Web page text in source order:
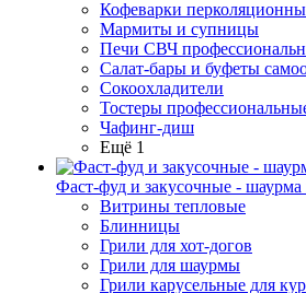
Кофеварки
Мармиты и супницы
Печи СВЧ
Салат-бары и буфеты
Сокоохладители
Тостеры
Чафинг-диш
Ещё 1
Фаст-фуд и закусочные - шаурма
Витрины тепловые
Блинницы
Грили для хот-догов
Грили для шаурмы
Грили карусельные для кур